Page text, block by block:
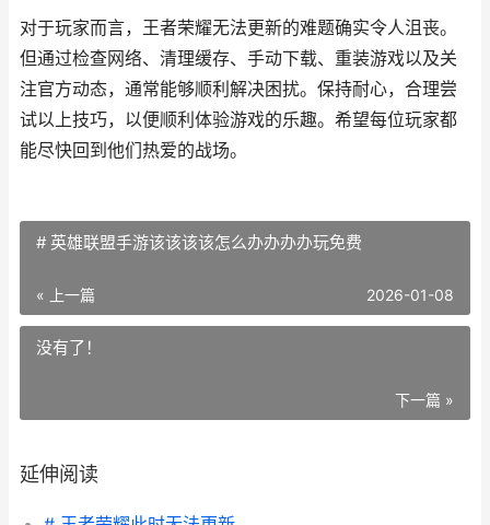
对于玩家而言，王者荣耀无法更新的难题确实令人沮丧。
但通过检查网络、清理缓存、手动下载、重装游戏以及关
注官方动态，通常能够顺利解决困扰。保持耐心，合理尝
试以上技巧，以便顺利体验游戏的乐趣。希望每位玩家都
能尽快回到他们热爱的战场。
# 英雄联盟手游该该该该怎么办办办办玩免费
« 上一篇 2026-01-08
没有了！
下一篇 »
延伸阅读